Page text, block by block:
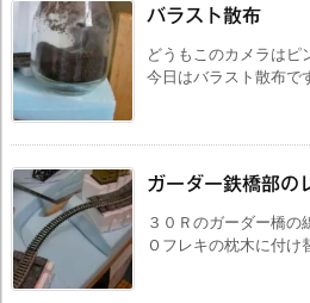
バラスト散布
どうもこのカメラはピ
今日はバラスト散布で
ガーダー鉄橋部の
３０Ｒのガーダー橋の
Ｏフレキの枕木に付け